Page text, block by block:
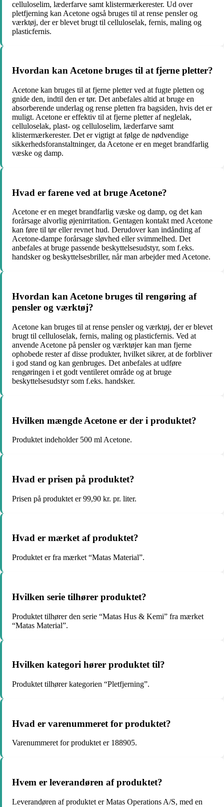
celluloselim, læderfarve samt klistermærkerester. Ud over
pletfjerning kan Acetone også bruges til at rense pensler og
værktøj, der er blevet brugt til celluloselak, fernis, maling og
plasticfernis.
Hvordan kan Acetone bruges til at fjerne pletter?
Acetone kan bruges til at fjerne pletter ved at fugte pletten og
gnide den, indtil den er tør. Det anbefales altid at bruge en
absorberende underlag og rense pletten fra bagsiden, hvis det er
muligt. Acetone er effektiv til at fjerne pletter af neglelak,
celluloselak, plast- og celluloselim, læderfarve samt
klistermærkerester. Det er vigtigt at følge de nødvendige
sikkerhedsforanstaltninger, da Acetone er en meget brandfarlig
væske og damp.
Hvad er farene ved at bruge Acetone?
Acetone er en meget brandfarlig væske og damp, og det kan
forårsage alvorlig øjenirritation. Gentagen kontakt med Acetone
kan føre til tør eller revnet hud. Derudover kan indånding af
Acetone-dampe forårsage sløvhed eller svimmelhed. Det
anbefales at bruge passende beskyttelsesudstyr, som f.eks.
handsker og beskyttelsesbriller, når man arbejder med Acetone.
Hvordan kan Acetone bruges til rengøring af
pensler og værktøj?
Acetone kan bruges til at rense pensler og værktøj, der er blevet
brugt til celluloselak, fernis, maling og plasticfernis. Ved at
anvende Acetone på pensler og værktøjer kan man fjerne
ophobede rester af disse produkter, hvilket sikrer, at de forbliver
i god stand og kan genbruges. Det anbefales at udføre
rengøringen i et godt ventileret område og at bruge
beskyttelsesudstyr som f.eks. handsker.
Hvilken mængde Acetone er der i produktet?
Produktet indeholder 500 ml Acetone.
Hvad er prisen på produktet?
Prisen på produktet er 99,90 kr. pr. liter.
Hvad er mærket af produktet?
Produktet er fra mærket “Matas Material”.
Hvilken serie tilhører produktet?
Produktet tilhører den serie “Matas Hus & Kemi” fra mærket
“Matas Material”.
Hvilken kategori hører produktet til?
Produktet tilhører kategorien “Pletfjerning”.
Hvad er varenummeret for produktet?
Varenummeret for produktet er 188905.
Hvem er leverandøren af produktet?
Leverandøren af produktet er Matas Operations A/S, med en